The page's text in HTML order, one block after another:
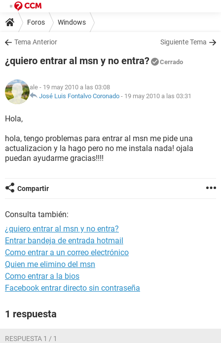
Foros Windows
Tema Anterior Siguiente Tema
¿quiero entrar al msn y no entra? Cerrado
ale - 19 may 2010 a las 03:08
José Luis Fontalvo Coronado - 19 may 2010 a las 03:31
Hola,
hola, tengo problemas para entrar al msn me pide una
actualizacion y la hago pero no me instala nada! ojala
puedan ayudarme gracias!!!!
Compartir
Consulta también:
¿quiero entrar al msn y no entra?
Entrar bandeja de entrada hotmail
Como entrar a un correo electrónico
Quien me elimino del msn
Como entrar a la bios
Facebook entrar directo sin contraseña
1 respuesta
RESPUESTA 1 / 1